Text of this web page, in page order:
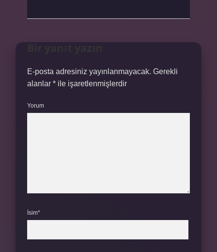
E-posta adresiniz yayınlanmayacak. Gerekli
alanlar * ile işaretlenmişlerdir
Yorum
İsim*